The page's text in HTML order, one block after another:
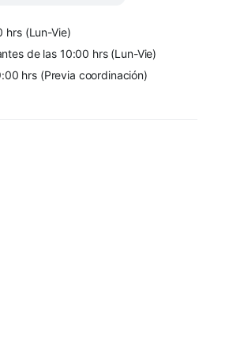
hrs (Lun-Vie)
de las 10:00 hrs (Lun-Vie)
hrs (Previa coordinación)